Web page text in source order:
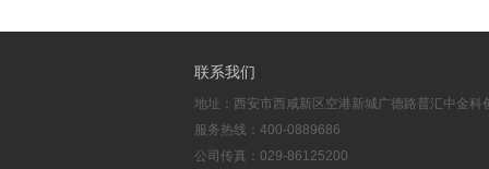
联系我们
地址：西安市西咸新区空港新城广德路普汇中金科
服务热线：400-0889686
公司传真：029-86125200